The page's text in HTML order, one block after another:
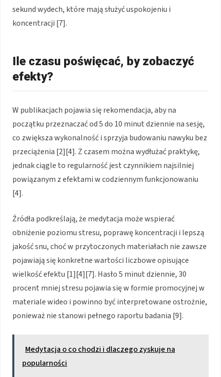
sekund wydech, które mają służyć uspokojeniu i
koncentracji [7].
Ile czasu poświęcać, by zobaczyć
efekty?
W publikacjach pojawia się rekomendacja, aby na
początku przeznaczać od 5 do 10 minut dziennie na sesję,
co zwiększa wykonalność i sprzyja budowaniu nawyku bez
przeciążenia [2][4]. Z czasem można wydłużać praktykę,
jednak ciągle to regularność jest czynnikiem najsilniej
powiązanym z efektami w codziennym funkcjonowaniu
[4].
Źródła podkreślają, że medytacja może wspierać
obniżenie poziomu stresu, poprawę koncentracji i lepszą
jakość snu, choć w przytoczonych materiałach nie zawsze
pojawiają się konkretne wartości liczbowe opisujące
wielkość efektu [1][4][7]. Hasło 5 minut dziennie, 30
procent mniej stresu pojawia się w formie promocyjnej w
materiale wideo i powinno być interpretowane ostrożnie,
ponieważ nie stanowi pełnego raportu badania [9].
Medytacja o co chodzi i dlaczego zyskuje na
popularności